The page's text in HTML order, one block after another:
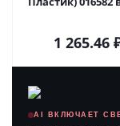
1 265.46
AI ВКЛЮЧАЕТ